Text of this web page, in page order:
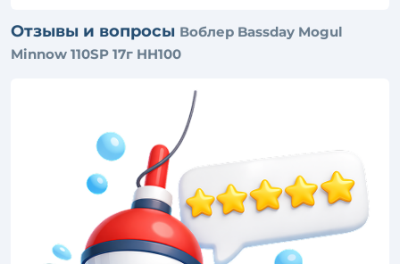
Отзывы и вопросы Воблер Bassday Mogul
Minnow 110SP 17г HH100